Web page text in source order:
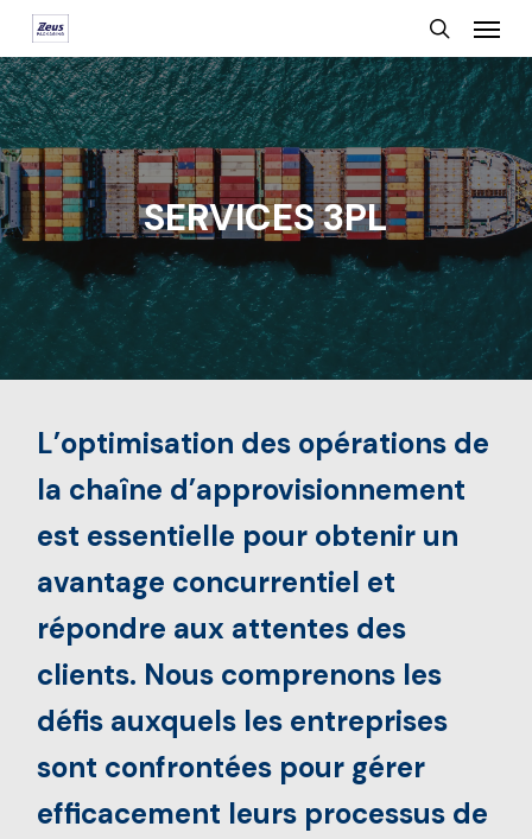
Skip
to
main
content
search
Menu
SERVICES 3PL
L’optimisation des opérations de
la chaîne d’approvisionnement
est essentielle pour obtenir un
avantage concurrentiel et
répondre aux attentes des
clients. Nous comprenons les
défis auxquels les entreprises
sont confrontées pour gérer
efficacement leurs processus de